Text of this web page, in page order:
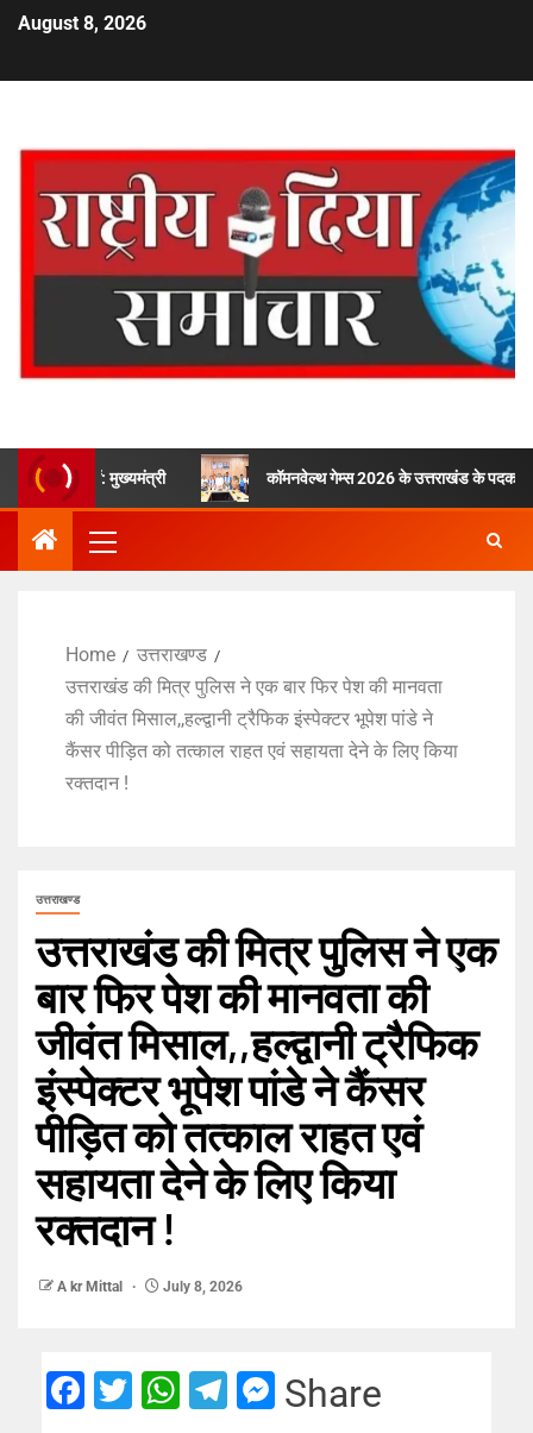
August 8, 2026
हों: मुख्यमंत्री कॉमनवेल्थ गेम्स 2026 के उत्तराखंड के पदक विजेताओं और
Home
उत्तराखण्ड
उत्तराखंड की मित्र पुलिस ने एक बार फिर पेश की मानवता
की जीवंत मिसाल,,हल्द्वानी ट्रैफिक इंस्पेक्टर भूपेश पांडे ने
कैंसर पीड़ित को तत्काल राहत एवं सहायता देने के लिए किया
रक्तदान !
उत्तराखण्ड
उत्तराखंड की मित्र पुलिस ने एक
बार फिर पेश की मानवता की
जीवंत मिसाल,,हल्द्वानी ट्रैफिक
इंस्पेक्टर भूपेश पांडे ने कैंसर
पीड़ित को तत्काल राहत एवं
सहायता देने के लिए किया
रक्तदान !
A kr Mittal July 8, 2026
Facebook
TwitterWhatsApp
Telegram
Messenger
Share